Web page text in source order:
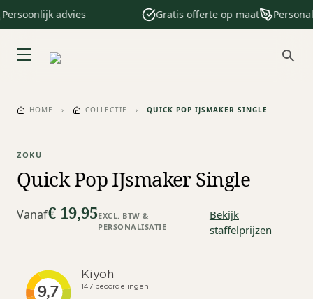
advies Gratis offerte op maat
HOME › COLLECTIE › QUICK POP IJSMAKER SINGLE
ZOKU
Quick Pop IJsmaker Single
Vanaf€ 19,95EXCL. BTW &
PERSONALISATIE
Bekijk
staffelprijzen